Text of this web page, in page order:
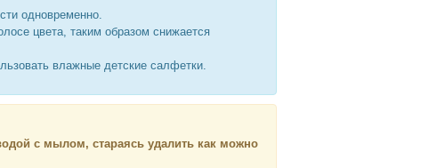
одновременно.
цвета, таким образом снижается
влажные детские салфетки.
с мылом, стараясь удалить как можно